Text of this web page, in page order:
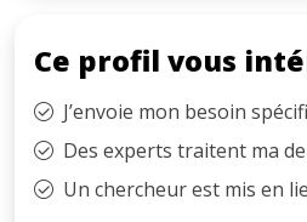
Ce profil vous
J’envoie mon besoin
Des experts traitent ma
Un chercheur est mis en